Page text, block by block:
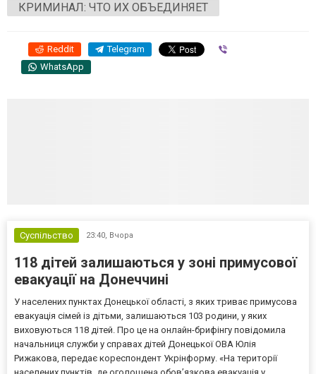
КРИМИНАЛ: ЧТО ИХ ОБЪЕДИНЯЕТ
Reddit Telegram
WhatsApp
Суспільство 23:40, Вчора
118 дітей залишаються у зоні примусової
евакуації на Донеччині
У населених пунктах Донецької області, з яких триває примусова
евакуація сімей із дітьми, залишаються 103 родини, у яких
виховуються 118 дітей. Про це на онлайн-брифінгу повідомила
начальниця служби у справах дітей Донецької ОВА Юлія
Рижакова, передає кореспондент Укрінформу. «На території